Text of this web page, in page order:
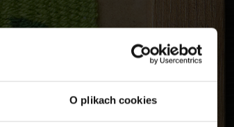
O plikach cookies